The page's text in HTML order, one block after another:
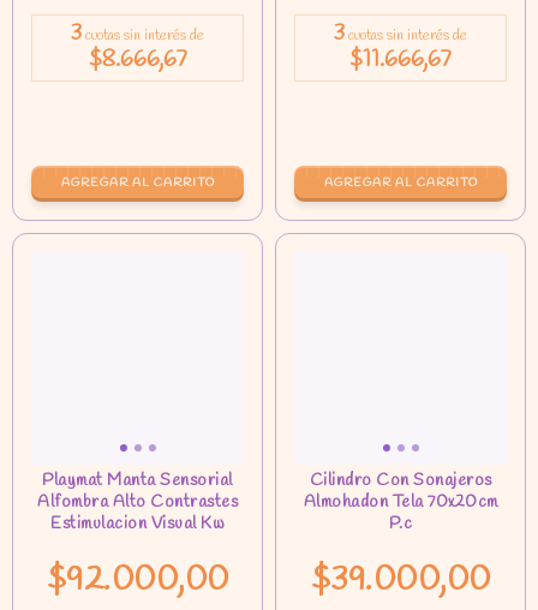
3cuotas sin interés de
$8.666,67
3cuotas sin interés de
$11.666,67
AGREGAR AL CARRITO
$92.000,00 $39.000,00